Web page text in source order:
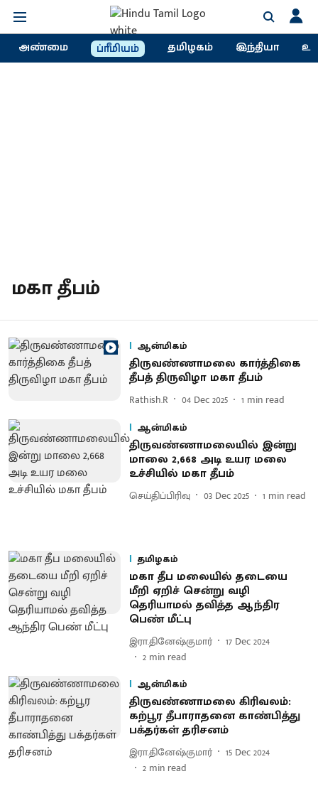
அண்மை ப்ரீமியம் தமிழகம் இந்தியா
மகா தீபம்
ஆன்மிகம்
திருவண்ணாமலை கார்த்திகை
தீபத் திருவிழா மகா தீபம்
Rathish.R 04 Dec 2025 1 min read
ஆன்மிகம்
திருவண்ணாமலையில் இன்று
மாலை 2,668 அடி உயர மலை
உச்சியில் மகா தீபம்
செய்திப்பிரிவு 03 Dec 2025 1 min read
தமிழகம்
மகா தீப மலையில் தடையை
மீறி ஏறிச் சென்று வழி
தெரியாமல் தவித்த ஆந்திர
பெண் மீட்பு
இரா.தினேஷ்குமார்
17 Dec 2024
2 min read
ஆன்மிகம்
திருவண்ணாமலை கிரிவலம்:
கற்பூர தீபாராதனை காண்பித்து
பக்தர்கள் தரிசனம்
இரா.தினேஷ்குமார்
15 Dec 2024
2 min read